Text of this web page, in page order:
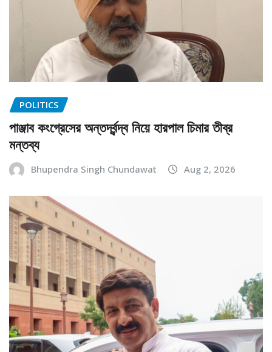
POLITICS
পাঞ্জাব কংগ্রেসের অন্তর্দ্বন্দ্ব নিয়ে হারপাল চিমার তীব্র
মন্তব্য
Bhupendra Singh Chundawat Aug 2, 2026